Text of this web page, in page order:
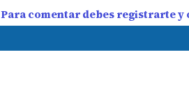
Para comentar debes registrarte y